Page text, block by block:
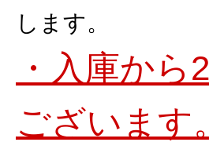
します。
・入庫か
ございます。